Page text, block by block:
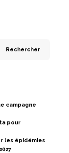
Rechercher
campagne
pour
les épidémies